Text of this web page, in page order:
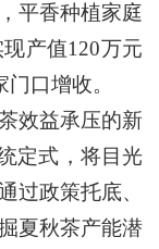
平香种植家庭
产值120万元
口增收。
效益承压的新
定式，将目光
过政策托底、
夏秋茶产能潜